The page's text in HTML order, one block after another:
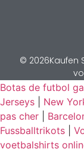
© 2026Kaufen
Botas de futbol
Jerseys
New
pas cher
Fussballtrikots
voetbalshirts